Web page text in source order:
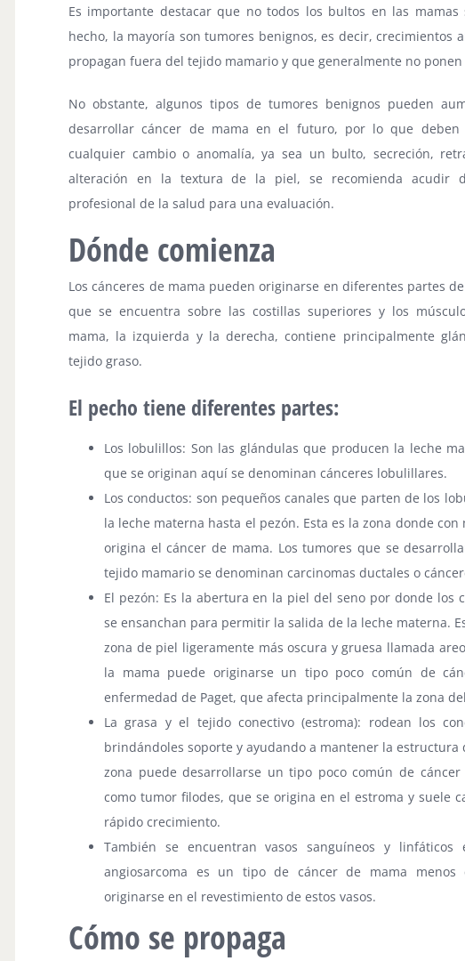
Es importante destacar que no todos los bultos en las mamas
hecho, la mayoría son tumores benignos, es decir, crecimientos
propagan fuera del tejido mamario y que generalmente no
No obstante, algunos tipos de tumores benignos pueden
desarrollar cáncer de mama en el futuro, por lo que deben
cualquier cambio o anomalía, ya sea un bulto, secreción,
alteración en la textura de la piel, se recomienda acudir
profesional de la salud para una evaluación.
Dónde comienza
Los cánceres de mama pueden originarse en diferentes partes
que se encuentra sobre las costillas superiores y los
mama, la izquierda y la derecha, contiene principalmente
tejido graso.
El pecho tiene diferentes partes:
Los lobulillos: Son las glándulas que producen la leche
que se originan aquí se denominan cánceres lobulillares.
Los conductos: son pequeños canales que parten de los
la leche materna hasta el pezón. Esta es la zona donde con
origina el cáncer de mama. Los tumores que se
tejido mamario se denominan carcinomas ductales o
El pezón: Es la abertura en la piel del seno por donde los
se ensanchan para permitir la salida de la leche materna.
zona de piel ligeramente más oscura y gruesa llamada
la mama puede originarse un tipo poco común de
enfermedad de Paget, que afecta principalmente la zona
La grasa y el tejido conectivo (estroma): rodean los
brindándoles soporte y ayudando a mantener la estructura
zona puede desarrollarse un tipo poco común de cáncer
como tumor filodes, que se origina en el estroma y suele
rápido crecimiento.
También se encuentran vasos sanguíneos y linfáticos
angiosarcoma es un tipo de cáncer de mama menos
originarse en el revestimiento de estos vasos.
Cómo se propaga